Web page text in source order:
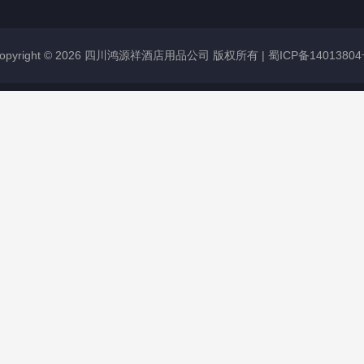
© 2026 四川鸿源祥酒店用品公司 版权所有 | 蜀ICP备14013804